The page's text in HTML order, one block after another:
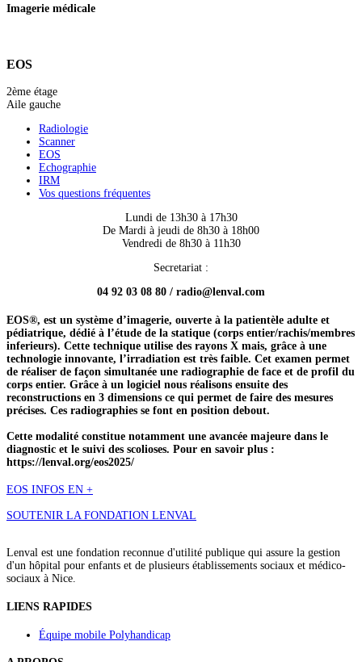
Imagerie médicale
EOS
2ème étage
Aile gauche
Radiologie
Scanner
EOS
Echographie
IRM
Vos questions fréquentes
Lundi de 13h30 à 17h30
De Mardi à jeudi de 8h30 à 18h00
Vendredi de 8h30 à 11h30
Secretariat :
04 92 03 08 80 / radio@lenval.com
EOS®, est un système d’imagerie, ouverte à la patientèle adulte et
pédiatrique, dédié à l’étude de la statique (corps entier/rachis/membres
inferieurs). Cette technique utilise des rayons X mais, grâce à une
technologie innovante, l’irradiation est très faible. Cet examen permet
de réaliser de façon simultanée une radiographie de face et de profil du
corps entier. Grâce à un logiciel nous réalisons ensuite des
reconstructions en 3 dimensions ce qui permet de faire des mesures
précises. Ces radiographies se font en position debout.
Cette modalité constitue notamment une avancée majeure dans le
diagnostic et le suivi des scolioses. Pour en savoir plus :
https://lenval.org/eos2025/
EOS INFOS EN +
SOUTENIR LA FONDATION LENVAL
Lenval est une fondation reconnue d'utilité publique qui assure la gestion
d'un hôpital pour enfants et de plusieurs établissements sociaux et médico-
sociaux à Nice.
LIENS RAPIDES
Équipe mobile Polyhandicap